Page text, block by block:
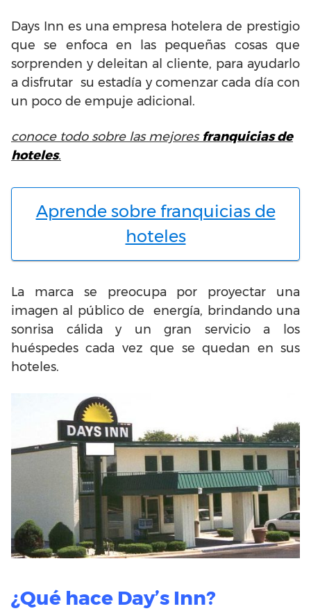
Days Inn es una empresa hotelera de prestigio
que se enfoca en las pequeñas cosas que
sorprenden y deleitan al cliente, para ayudarlo
a disfrutar su estadía y comenzar cada día con
un poco de empuje adicional.
conoce todo sobre las mejores franquicias de
hoteles.
Aprende sobre franquicias de
hoteles
La marca se preocupa por proyectar una
imagen al público de energía, brindando una
sonrisa cálida y un gran servicio a los
huéspedes cada vez que se quedan en sus
hoteles.
¿Qué hace Day’s Inn?